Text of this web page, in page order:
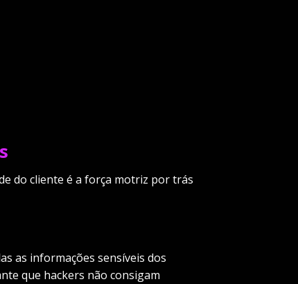
do cliente é a força motriz por trás
as informações sensíveis dos
que hackers não consigam